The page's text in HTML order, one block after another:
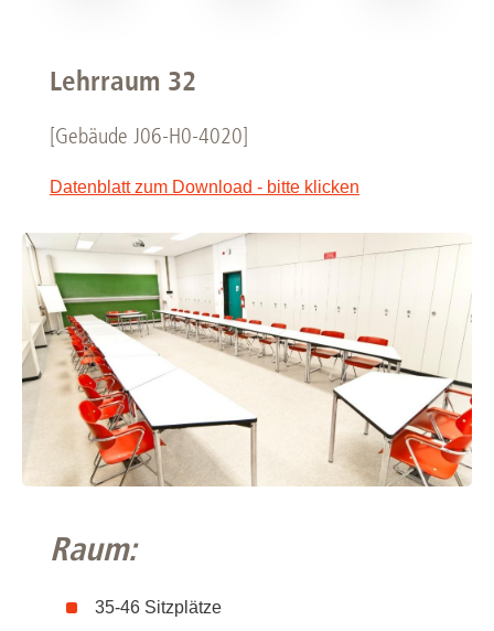
Lehrraum 32
[Gebäude J06-H0-4020]
Datenblatt zum Download - bitte klicken
Raum:
35-46 Sitzplätze